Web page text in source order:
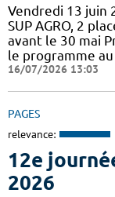
Vendredi 13 juin
SUP AGRO, 2
avant le 30 mai
le programme
16/07/2026 13:03
PAGES
relevance:
12e
2026